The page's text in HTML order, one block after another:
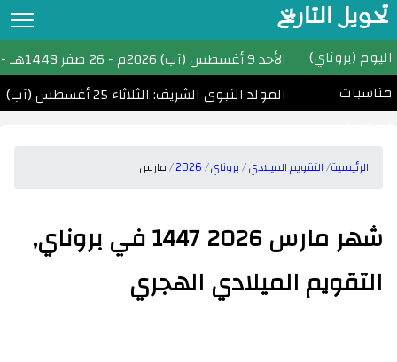
تحويل التاريخ
تحويل التاريخ
التقويم الهجري
الأشهر الهجرية والميلادية
التاريخ الهجري اليوم
مواقيت الصلاة
اليوم (بروناي) الأحد9 أغسطس (آب) 2026م -26 صفر 1448هـ
-
مناسبات
المولد النبوي الشريف: الثلاثاء 25 أغسطس (آب) 2026
الرئيسية التقويم الميلادي بروناي 2026 مارس
شهر مارس 2026 1447 في بروناي,
التقويم الميلادي الهجري